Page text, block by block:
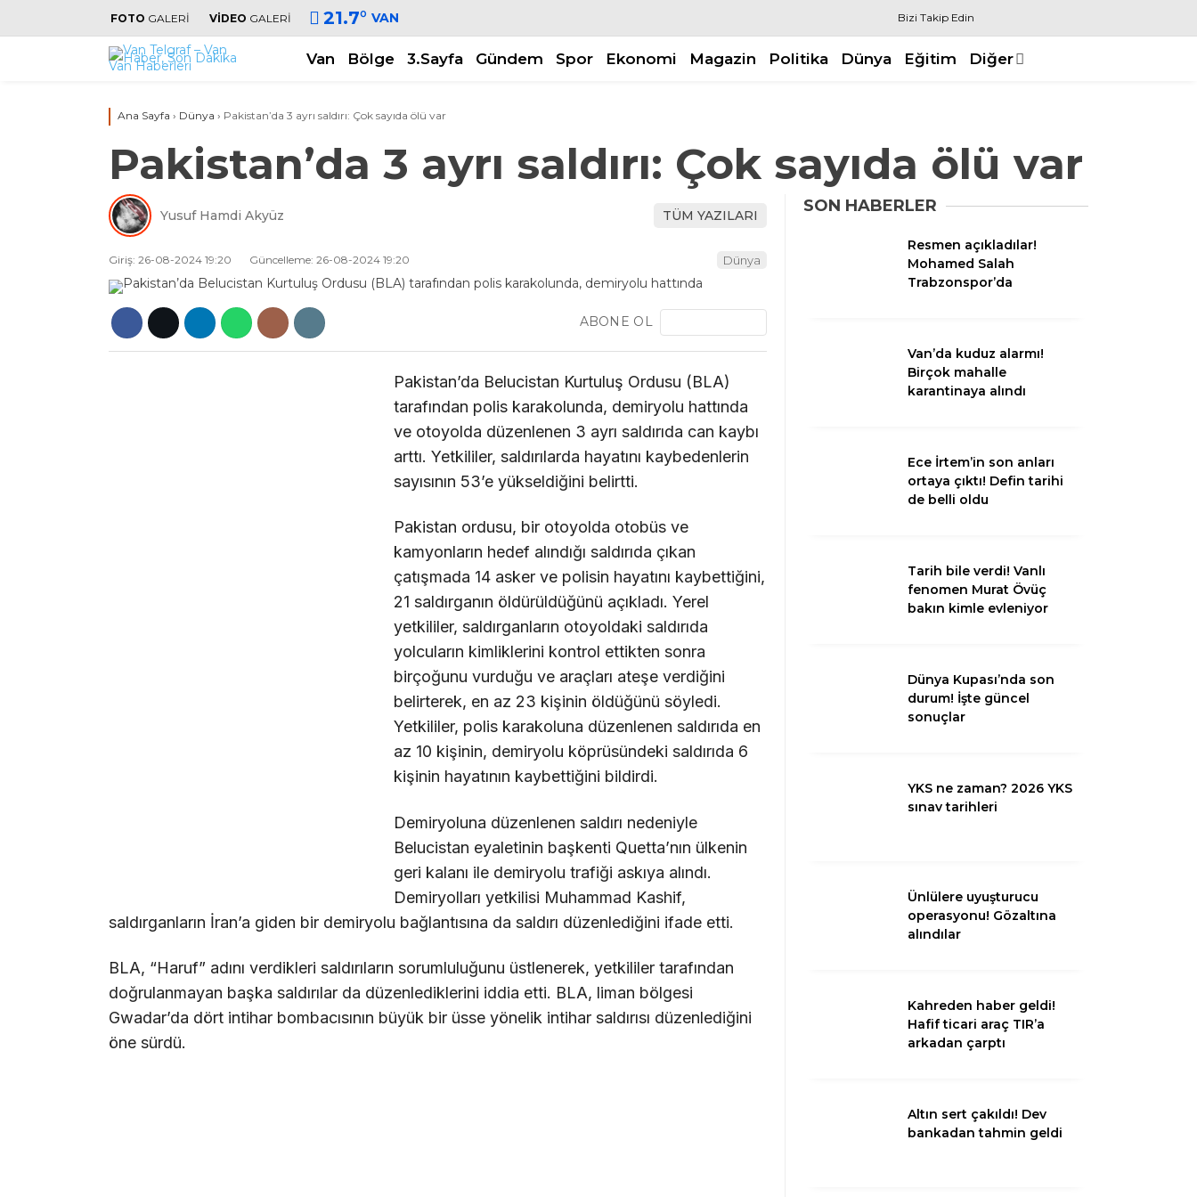
Bölge
Spor
Politika
Diğer
FOTO GALERİ VİDEO GALERİ 21.7° VAN Bizi Takip Edin
Van Bölge 3.Sayfa Gündem Spor Ekonomi Magazin Politika Dünya Eğitim Diğer
Ana Sayfa › Dünya › Pakistan’da 3 ayrı saldırı: Çok sayıda ölü var
Pakistan’da 3 ayrı saldırı: Çok sayıda ölü var
Yusuf Hamdi Akyüz TÜM YAZILARI
Giriş: 26-08-2024 19:20 Güncelleme: 26-08-2024 19:20 Dünya
ABONE OL
Pakistan’da Belucistan Kurtuluş Ordusu (BLA)
tarafından polis karakolunda, demiryolu hattında
ve otoyolda düzenlenen 3 ayrı saldırıda can kaybı
arttı. Yetkililer, saldırılarda hayatını kaybedenlerin
sayısının 53’e yükseldiğini belirtti.
Pakistan ordusu, bir otoyolda otobüs ve
kamyonların hedef alındığı saldırıda çıkan
çatışmada 14 asker ve polisin hayatını kaybettiğini,
21 saldırganın öldürüldüğünü açıkladı. Yerel
yetkililer, saldırganların otoyoldaki saldırıda
yolcuların kimliklerini kontrol ettikten sonra
birçoğunu vurduğu ve araçları ateşe verdiğini
belirterek, en az 23 kişinin öldüğünü söyledi.
Yetkililer, polis karakoluna düzenlenen saldırıda en
az 10 kişinin, demiryolu köprüsündeki saldırıda 6
kişinin hayatının kaybettiğini bildirdi.
Demiryoluna düzenlenen saldırı nedeniyle
Belucistan eyaletinin başkenti Quetta’nın ülkenin
geri kalanı ile demiryolu trafiği askıya alındı.
Demiryolları yetkilisi Muhammad Kashif,
saldırganların İran’a giden bir demiryolu bağlantısına da saldırı düzenlediğini ifade etti.
BLA, “Haruf” adını verdikleri saldırıların sorumluluğunu üstlenerek, yetkililer tarafından
doğrulanmayan başka saldırılar da düzenlediklerini iddia etti. BLA, liman bölgesi
Gwadar’da dört intihar bombacısının büyük bir üsse yönelik intihar saldırısı düzenlediğini
öne sürdü.
SON HABERLER
Resmen açıkladılar!
Mohamed Salah
Trabzonspor’da
Van’da kuduz alarmı!
Birçok mahalle
karantinaya alındı
Ece İrtem’in son anları
ortaya çıktı! Defin tarihi
de belli oldu
Tarih bile verdi! Vanlı
fenomen Murat Övüç
bakın kimle evleniyor
Dünya Kupası’nda son
durum! İşte güncel
sonuçlar
YKS ne zaman? 2026 YKS
sınav tarihleri
Ünlülere uyuşturucu
operasyonu! Gözaltına
alındılar
Kahreden haber geldi!
Hafif ticari araç TIR’a
arkadan çarptı
Altın sert çakıldı! Dev
bankadan tahmin geldi